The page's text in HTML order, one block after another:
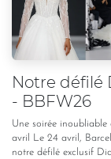
Notre défilé
- BBFW26
Une soirée
avril Le 24 avril,
notre défilé exclusif